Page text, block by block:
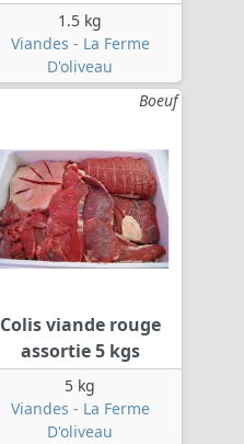
1.5 kg
Viandes - La Ferme
D'oliveau
Boeuf
Colis viande rouge
assortie 5 kgs
5 kg
Viandes - La Ferme
D'oliveau